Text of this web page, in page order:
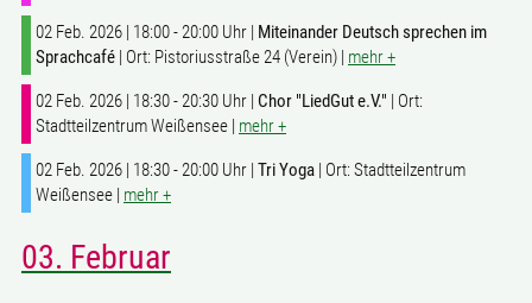
02 Feb. 2026 | 18:00 - 20:00 Uhr | Miteinander Deutsch sprechen im
Sprachcafé | Ort: Pistoriusstraße 24 (Verein) | mehr +
02 Feb. 2026 | 18:30 - 20:30 Uhr | Chor "LiedGut e.V." | Ort:
Stadtteilzentrum Weißensee | mehr +
02 Feb. 2026 | 18:30 - 20:00 Uhr | Tri Yoga | Ort: Stadtteilzentrum
Weißensee | mehr +
03. Februar